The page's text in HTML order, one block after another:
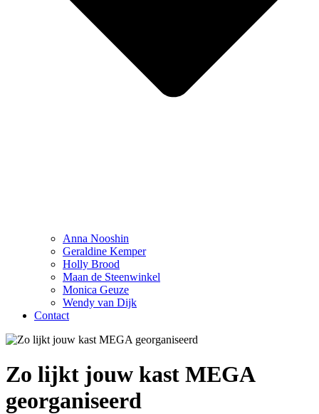
Anna Nooshin
Geraldine Kemper
Holly Brood
Maan de Steenwinkel
Monica Geuze
Wendy van Dijk
Contact
Zo lijkt jouw kast MEGA
georganiseerd